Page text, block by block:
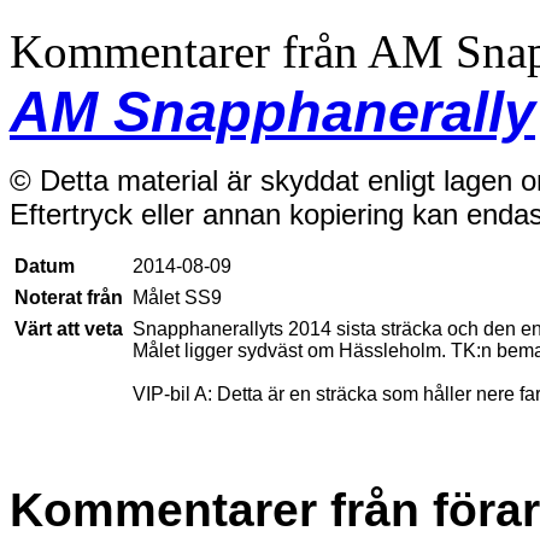
Kommentarer från AM
AM Snapphanerally
© Detta material är skyddat enligt lagen
Eftertryck eller annan kopiering kan
Datum
2014-08-09
Noterat från
Målet SS9
Värt att veta Snapphanerallyts 2014 sista sträcka och den
Målet ligger sydväst om Hässleholm. TK:n
VIP-bil A: Detta är en sträcka som håller nere
Kommentarer från